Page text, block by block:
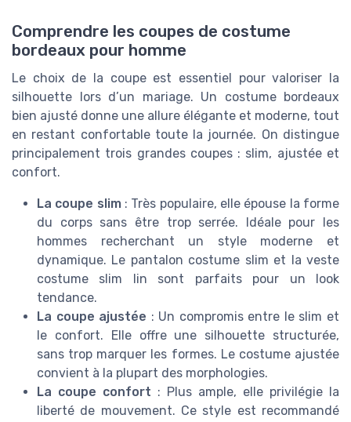
Comprendre les coupes de costume
bordeaux pour homme
Le choix de la coupe est essentiel pour valoriser la
silhouette lors d’un mariage. Un costume bordeaux
bien ajusté donne une allure élégante et moderne, tout
en restant confortable toute la journée. On distingue
principalement trois grandes coupes : slim, ajustée et
confort.
La coupe slim: Très populaire, elle épouse la forme
du corps sans être trop serrée. Idéale pour les
hommes recherchant un style moderne et
dynamique. Le pantalon costume slim et la veste
costume slim lin sont parfaits pour un look
tendance.
La coupe ajustée : Un compromis entre le slim et
le confort. Elle offre une silhouette structurée,
sans trop marquer les formes. Le costume ajustée
convient à la plupart des morphologies.
La coupe confort : Plus ample, elle privilégie la
liberté de mouvement. Ce style est recommandé